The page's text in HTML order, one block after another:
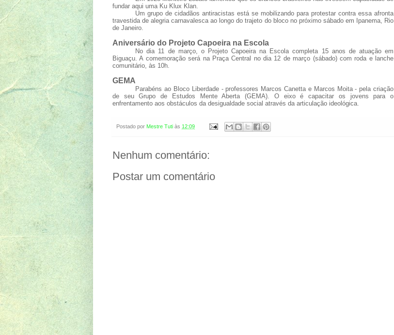
fundar aqui uma Ku Klux Klan.
Um grupo de cidadãos antiracistas está se mobilizando para protestar contra essa afronta
travestida de alegria carnavalesca ao longo do trajeto do bloco no próximo sábado em Ipanema, Rio
de Janeiro.
Aniversário do Projeto Capoeira na Escola
No dia 11 de março, o Projeto Capoeira na Escola completa 15 anos de atuação em
Biguaçu. A comemoração será na Praça Central no dia 12 de março (sábado) com roda e lanche
comunitário, às 10h.
GEMA
Parabéns ao Bloco Liberdade - professores Marcos Canetta e Marcos Moita - pela criação
de seu Grupo de Estudos Mente Aberta (GEMA). O eixo é capacitar os jovens para o
enfrentamento aos obstáculos da desigualdade social através da articulação ideológica.
Postado por Mestre Tuti às 12:09
Nenhum comentário:
Postar um comentário